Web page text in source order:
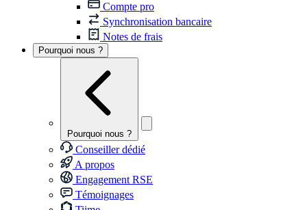
Compte pro
Synchronisation bancaire
Notes de frais
Pourquoi nous ?
Pourquoi nous ?
Conseiller dédié
A propos
Engagement RSE
Témoignages